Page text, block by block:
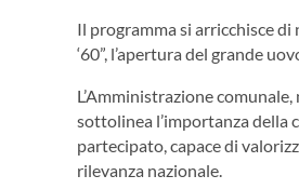
Il programma si arricchisce
‘60”, l’apertura del grande
L’Amministrazione
sottolinea l’importanza della
partecipato, capace di
rilevanza nazionale.